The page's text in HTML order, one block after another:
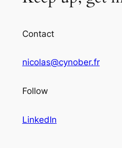
Contact
nicolas@cynober.fr
Follow
LinkedIn